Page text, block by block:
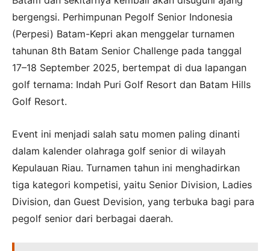
bergengsi. Perhimpunan Pegolf Senior Indonesia
(Perpesi) Batam-Kepri akan menggelar turnamen
tahunan 8th Batam Senior Challenge pada tanggal
17–18 September 2025, bertempat di dua lapangan
golf ternama: Indah Puri Golf Resort dan Batam Hills
Golf Resort.
Event ini menjadi salah satu momen paling dinanti
dalam kalender olahraga golf senior di wilayah
Kepulauan Riau. Turnamen tahun ini menghadirkan
tiga kategori kompetisi, yaitu Senior Division, Ladies
Division, dan Guest Devision, yang terbuka bagi para
pegolf senior dari berbagai daerah.